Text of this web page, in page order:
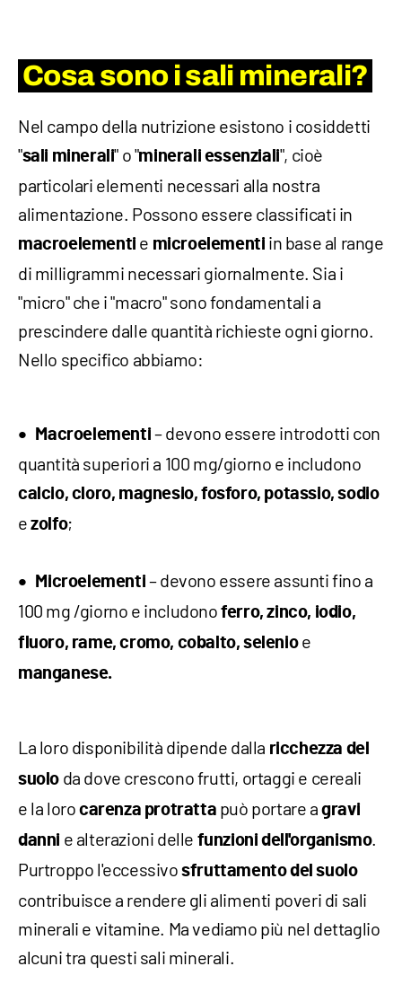
Cosa sono i sali minerali?
Nel campo della nutrizione esistono i cosiddetti
"sali minerali" o "minerali essenziali", cioè
particolari elementi necessari alla nostra
alimentazione. Possono essere classificati in
macroelementi e microelementi in base al range
di milligrammi necessari giornalmente. Sia i
"micro" che i "macro" sono fondamentali a
prescindere dalle quantità richieste ogni giorno.
Nello specifico abbiamo:
Macroelementi – devono essere introdotti con
quantità superiori a 100 mg/giorno e includono
calcio, cloro, magnesio, fosforo, potassio, sodio
ezolfo;
Microelementi – devono essere assunti fino a
100 mg /giorno e includonoferro, zinco, iodio,
fluoro, rame, cromo, cobalto, selenioe
manganese.
La loro disponibilità dipende dalla ricchezza del
suolo da dove crescono frutti, ortaggi e cereali
e la loro carenza protratta può portare agravi
danni e alterazioni delle funzioni dell'organismo.
Purtroppo l'eccessivosfruttamento del suolo
contribuisce a rendere gli alimenti poveri di sali
minerali e vitamine. Ma vediamo più nel dettaglio
alcuni tra questi sali minerali.